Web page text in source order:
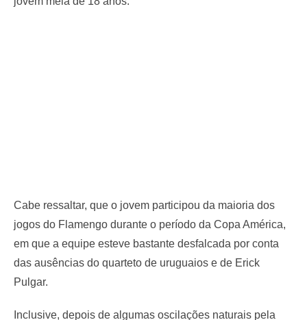
Cabe ressaltar, que o jovem participou da maioria dos
jogos do Flamengo durante o período da Copa América,
em que a equipe esteve bastante desfalcada por conta
das ausências do quarteto de uruguaios e de Erick
Pulgar.
Inclusive, depois de algumas oscilações naturais pela